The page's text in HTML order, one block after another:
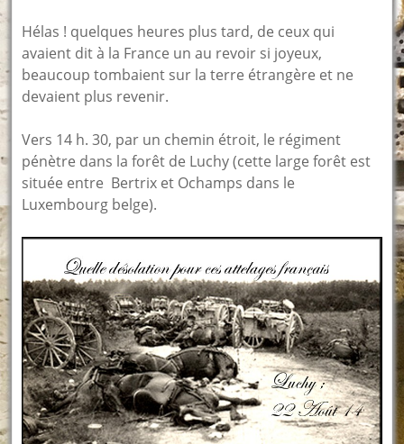
Hélas ! quelques heures plus tard, de ceux qui
avaient dit à la France un au revoir si joyeux,
beaucoup tombaient sur la terre étrangère et ne
devaient plus revenir.
Vers 14 h. 30, par un chemin étroit, le régiment
pénètre dans la forêt de Luchy (cette large forêt est
située entre Bertrix et Ochamps dans le
Luxembourg belge).